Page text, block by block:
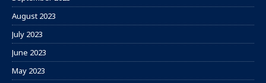
August 2023
July 2023
June 2023
May 2023